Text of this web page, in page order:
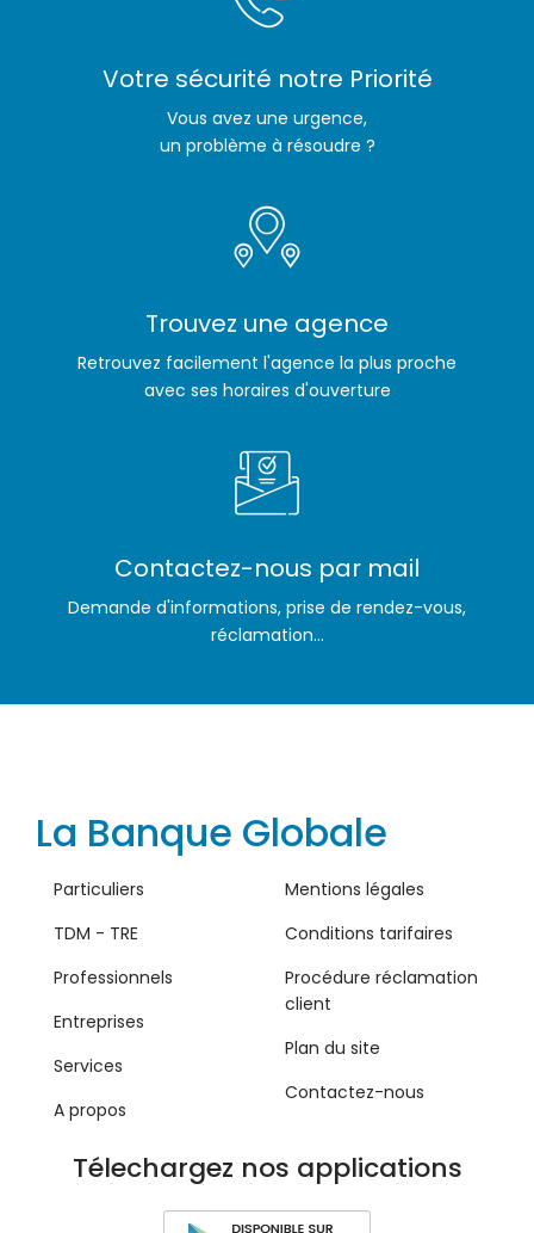
Votre sécurité notre Priorité
Vous avez une urgence,
un problème à résoudre ?
Trouvez une agence
Retrouvez facilement l'agence la plus proche
avec ses horaires d'ouverture
Contactez-nous par mail
Demande d'informations, prise de rendez-vous,
réclamation...
La Banque Globale
Particuliers
TDM - TRE
Professionnels
Entreprises
Services
A propos
Mentions légales
Conditions tarifaires
Procédure réclamation
client
Plan du site
Contactez-nous
Télechargez nos applications